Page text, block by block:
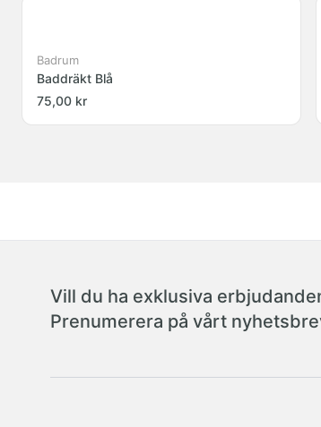
Badrum
Baddräkt Blå
75,00 kr
Vill du ha exklusiva
Prenumerera på vårt